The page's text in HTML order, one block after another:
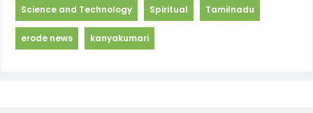
Science and Technology Spiritual Tamilnadu
erode news kanyakumari